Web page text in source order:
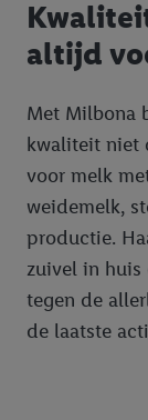
altijd
Met Milbona
kwaliteit niet
voor melk
weidemelk,
productie.
zuivel in huis
tegen de
de laatste